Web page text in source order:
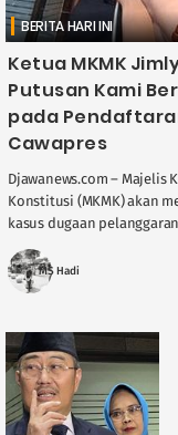
BERITA HARI INI
Ketua MKMK
Putusan Kami
pada
Cawapres
Djawanews.com – Majelis
Konstitusi (MKMK) akan
kasus dugaan
terkait batasan usia
Selasa, 7 November
MS Hadi